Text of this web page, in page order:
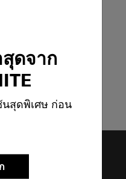
ดจาก
สุดพิเศษ ก่อน